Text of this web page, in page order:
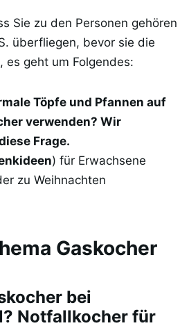
Sie zu den Personen gehören
überfliegen, bevor sie die
es geht um Folgendes:
Töpfe und Pfannen auf
verwenden? Wir
Frage.
) für Erwachsene
zu Weihnachten
Gaskocher
bei
Notfallkocher für